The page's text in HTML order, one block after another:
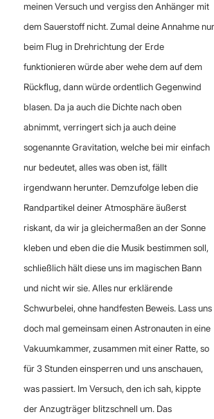
meinen Versuch und vergiss den Anhänger mit
dem Sauerstoff nicht. Zumal deine Annahme nur
beim Flug in Drehrichtung der Erde
funktionieren würde aber wehe dem auf dem
Rückflug, dann würde ordentlich Gegenwind
blasen. Da ja auch die Dichte nach oben
abnimmt, verringert sich ja auch deine
sogenannte Gravitation, welche bei mir einfach
nur bedeutet, alles was oben ist, fällt
irgendwann herunter. Demzufolge leben die
Randpartikel deiner Atmosphäre äußerst
riskant, da wir ja gleichermaßen an der Sonne
kleben und eben die die Musik bestimmen soll,
schließlich hält diese uns im magischen Bann
und nicht wir sie. Alles nur erklärende
Schwurbelei, ohne handfesten Beweis. Lass uns
doch mal gemeinsam einen Astronauten in eine
Vakuumkammer, zusammen mit einer Ratte, so
für 3 Stunden einsperren und uns anschauen,
was passiert. Im Versuch, den ich sah, kippte
der Anzugträger blitzschnell um. Das